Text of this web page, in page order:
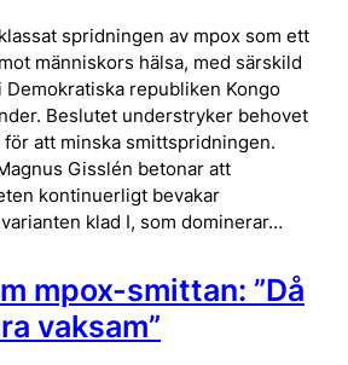
spridningen av mpox som ett
människors hälsa, med särskild
republiken Kongo
Beslutet understryker behovet
att minska smittspridningen.
Gisslén betonar att
kontinuerligt bevakar
klad I, som dominerar…
mpox-smittan: ”Då
vaksam”